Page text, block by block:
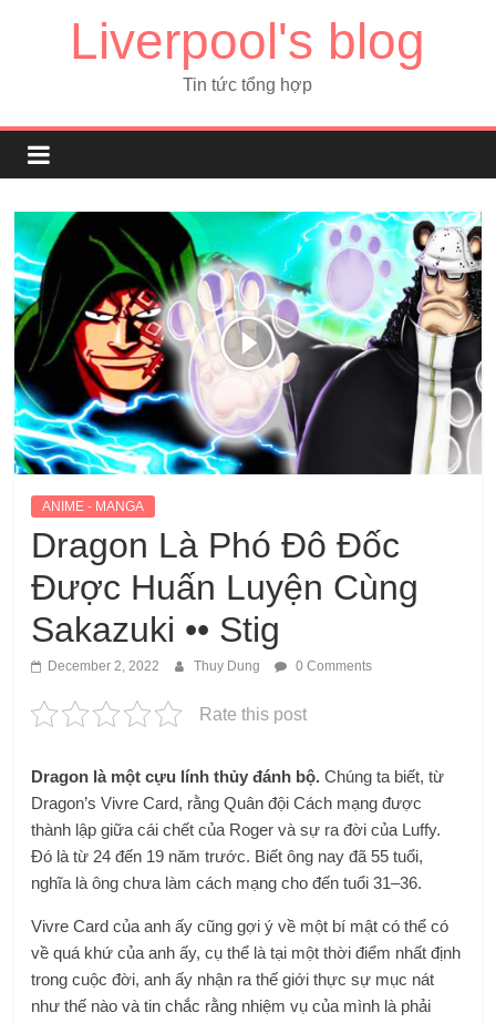
Liverpool's blog
Tin tức tổng hợp
ANIME - MANGA
Dragon Là Phó Đô Đốc
Được Huấn Luyện Cùng
Sakazuki •• Stig
December 2, 2022 Thuy Dung 0 Comments
Rate this post
Dragon là một cựu lính thủy đánh bộ. Chúng ta biết, từ
Dragon’s Vivre Card, rằng Quân đội Cách mạng được
thành lập giữa cái chết của Roger và sự ra đời của Luffy.
Đó là từ 24 đến 19 năm trước. Biết ông nay đã 55 tuổi,
nghĩa là ông chưa làm cách mạng cho đến tuổi 31–36.
Vivre Card của anh ấy cũng gợi ý về một bí mật có thể có
về quá khứ của anh ấy, cụ thể là tại một thời điểm nhất định
trong cuộc đời, anh ấy nhận ra thế giới thực sự mục nát
như thế nào và tin chắc rằng nhiệm vụ của mình là phải